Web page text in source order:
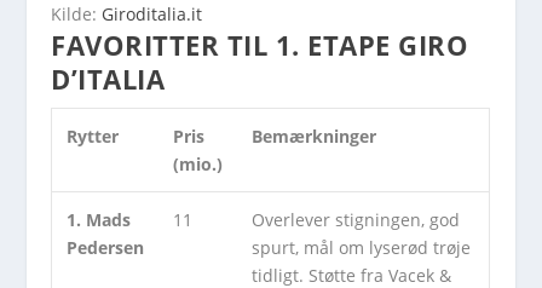
Kilde: Giroditalia.it
FAVORITTER TIL 1. ETAPE GIRO
D’ITALIA
Rytter
Pris
(mio.)
Bemærkninger
1. Mads
Pedersen
11
Overlever stigningen, god
spurt, mål om lyserød trøje
tidligt. Støtte fra Vacek &